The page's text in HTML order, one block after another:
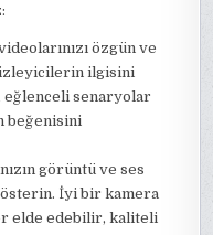
özgün ve
izleyicilerin ilgisini
senaryolar
beğenisini
görüntü ve ses
İyi bir kamera
elde edebilir, kaliteli